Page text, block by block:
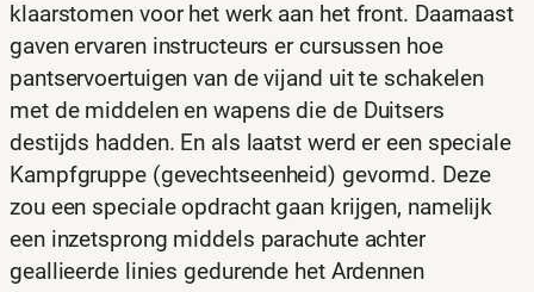
klaarstomen voor het werk aan het front. Daarnaast
gaven ervaren instructeurs er cursussen hoe
pantservoertuigen van de vijand uit te schakelen
met de middelen en wapens die de Duitsers
destijds hadden. En als laatst werd er een speciale
Kampfgruppe (gevechtseenheid) gevormd. Deze
zou een speciale opdracht gaan krijgen, namelijk
een inzetsprong middels parachute achter
geallieerde linies gedurende het Ardennen